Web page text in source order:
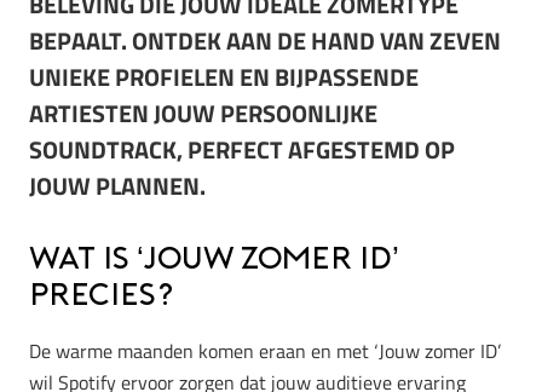
BEPAALT. ONTDEK AAN DE HAND VAN ZEVEN
UNIEKE PROFIELEN EN BIJPASSENDE
ARTIESTEN JOUW PERSOONLIJKE
SOUNDTRACK, PERFECT AFGESTEMD OP
JOUW PLANNEN.
Wat is ‘Jouw zomer ID’
precies?
De warme maanden komen eraan en met ‘Jouw zomer ID’
wil Spotify ervoor zorgen dat jouw auditieve ervaring